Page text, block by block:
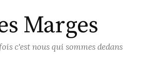
Marges
c'est nous qui sommes dedans